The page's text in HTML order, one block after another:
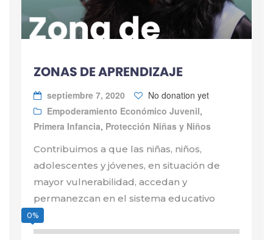
ZONAS DE APRENDIZAJE
septiembre 7, 2020
No donation yet
Empoderamiento Económico Juvenil,
Primera Infancia, Protección Niñas y Niños
Contribuimos a que las niñas, niños,
adolescentes y jóvenes, en situación de
mayor vulnerabilidad, accedan y
permanezcan en el sistema educativo
0%